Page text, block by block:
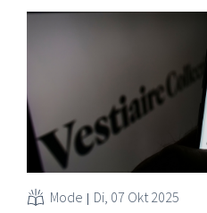
Mode Di, 07 Okt 2025